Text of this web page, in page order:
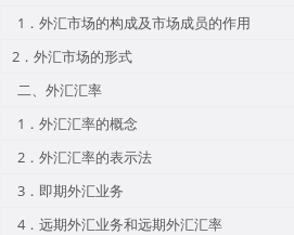
1．外汇市场的构成及市场成员的作用
2．外汇市场的形式
二、外汇汇率
1．外汇汇率的概念
2．外汇汇率的表示法
3．即期外汇业务
4．远期外汇业务和远期外汇汇率